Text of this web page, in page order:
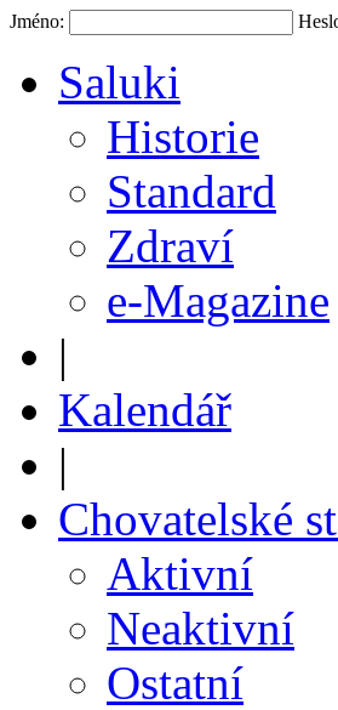
Jméno:
Saluki
Historie
Standard
Zdraví
e-Magazine
|
Kalendář
|
Chovatelské
Aktivní
Neaktivní
Ostatní